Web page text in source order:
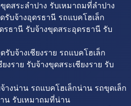
ดสระลำปาง รับเหมาถมที่ลำปาง
รับจ้างอุดรธานี รถแบคโฮเล็ก
รธานี รับจ้างขุดสระอุดรธานี รับ
รับจ้างเชียงราย รถแบคโฮเล็ก
ยงราย รับจ้างขุดสระเชียงราย รับ
างน่าน รถแบคโฮเล็กน่าน รถขุดเล็ก
น รับเหมาถมที่น่าน